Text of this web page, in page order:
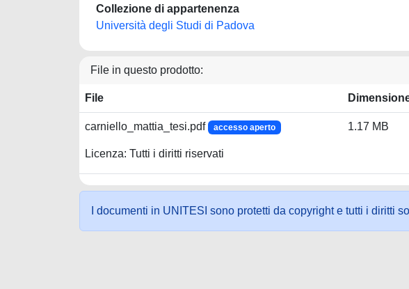
Collezione di appartenenza
Università degli Studi di Padova
File in questo prodotto:
File
carniello_mattia_tesi.pdf accesso aperto
Licenza: Tutti i diritti riservati
1.17 MB
I documenti in UNITESI sono protetti da copyright e tutti i diritti